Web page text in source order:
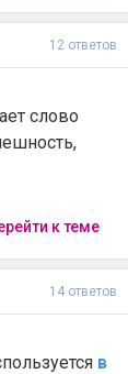
12 ответов
слово
к теме
14 ответов
в